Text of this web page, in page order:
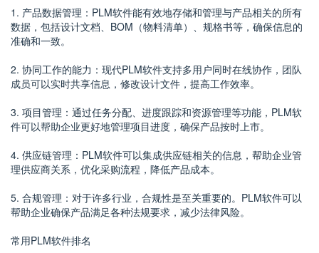
1. 产品数据管理：PLM软件能有效地存储和管理与产品相关的所有
数据，包括设计文档、BOM（物料清单）、规格书等，确保信息的
准确和一致。
2. 协同工作的能力：现代PLM软件支持多用户同时在线协作，团队
成员可以实时共享信息，修改设计文件，提高工作效率。
3. 项目管理：通过任务分配、进度跟踪和资源管理等功能，PLM软
件可以帮助企业更好地管理项目进度，确保产品按时上市。
4. 供应链管理：PLM软件可以集成供应链相关的信息，帮助企业管
理供应商关系，优化采购流程，降低产品成本。
5. 合规管理：对于许多行业，合规性是至关重要的。PLM软件可以
帮助企业确保产品满足各种法规要求，减少法律风险。
常用PLM软件排名